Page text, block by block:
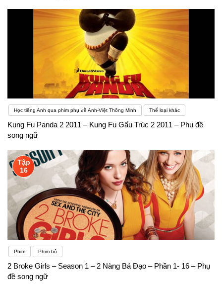
Học tiếng Anh qua phim phụ đề Anh-Việt Thông Minh Thể loại khác
Kung Fu Panda 2 2011 – Kung Fu Gấu Trúc 2 2011 – Phụ đề
song ngữ
Tập
16
Phim Phim bộ
2 Broke Girls – Season 1 – 2 Nàng Bá Đạo – Phần 1- 16 – Phụ
đề song ngữ